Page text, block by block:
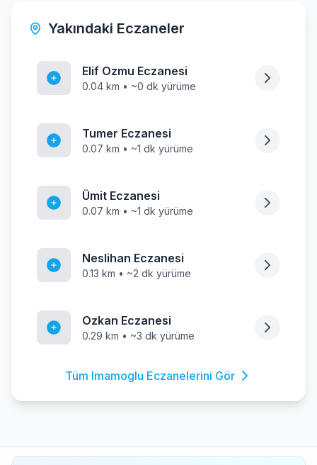
Yakındaki Eczaneler
Elif Ozmu Eczanesi
0.04 km • ~0 dk yürüme
Tumer Eczanesi
0.07 km • ~1 dk yürüme
Ümit Eczanesi
0.07 km • ~1 dk yürüme
Neslihan Eczanesi
0.13 km • ~2 dk yürüme
Ozkan Eczanesi
0.29 km • ~3 dk yürüme
Tüm Imamoglu Eczanelerini Gör